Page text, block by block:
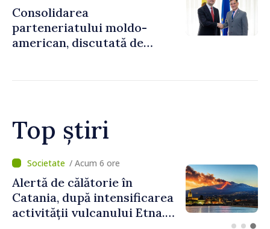
Consolidarea
parteneriatului moldo-
american, discutată de
Top știri
/ Acum 1 oră
Prim-ministrul Vasile Tofan
a discutat cu omologul său
lituanian despre avansarea